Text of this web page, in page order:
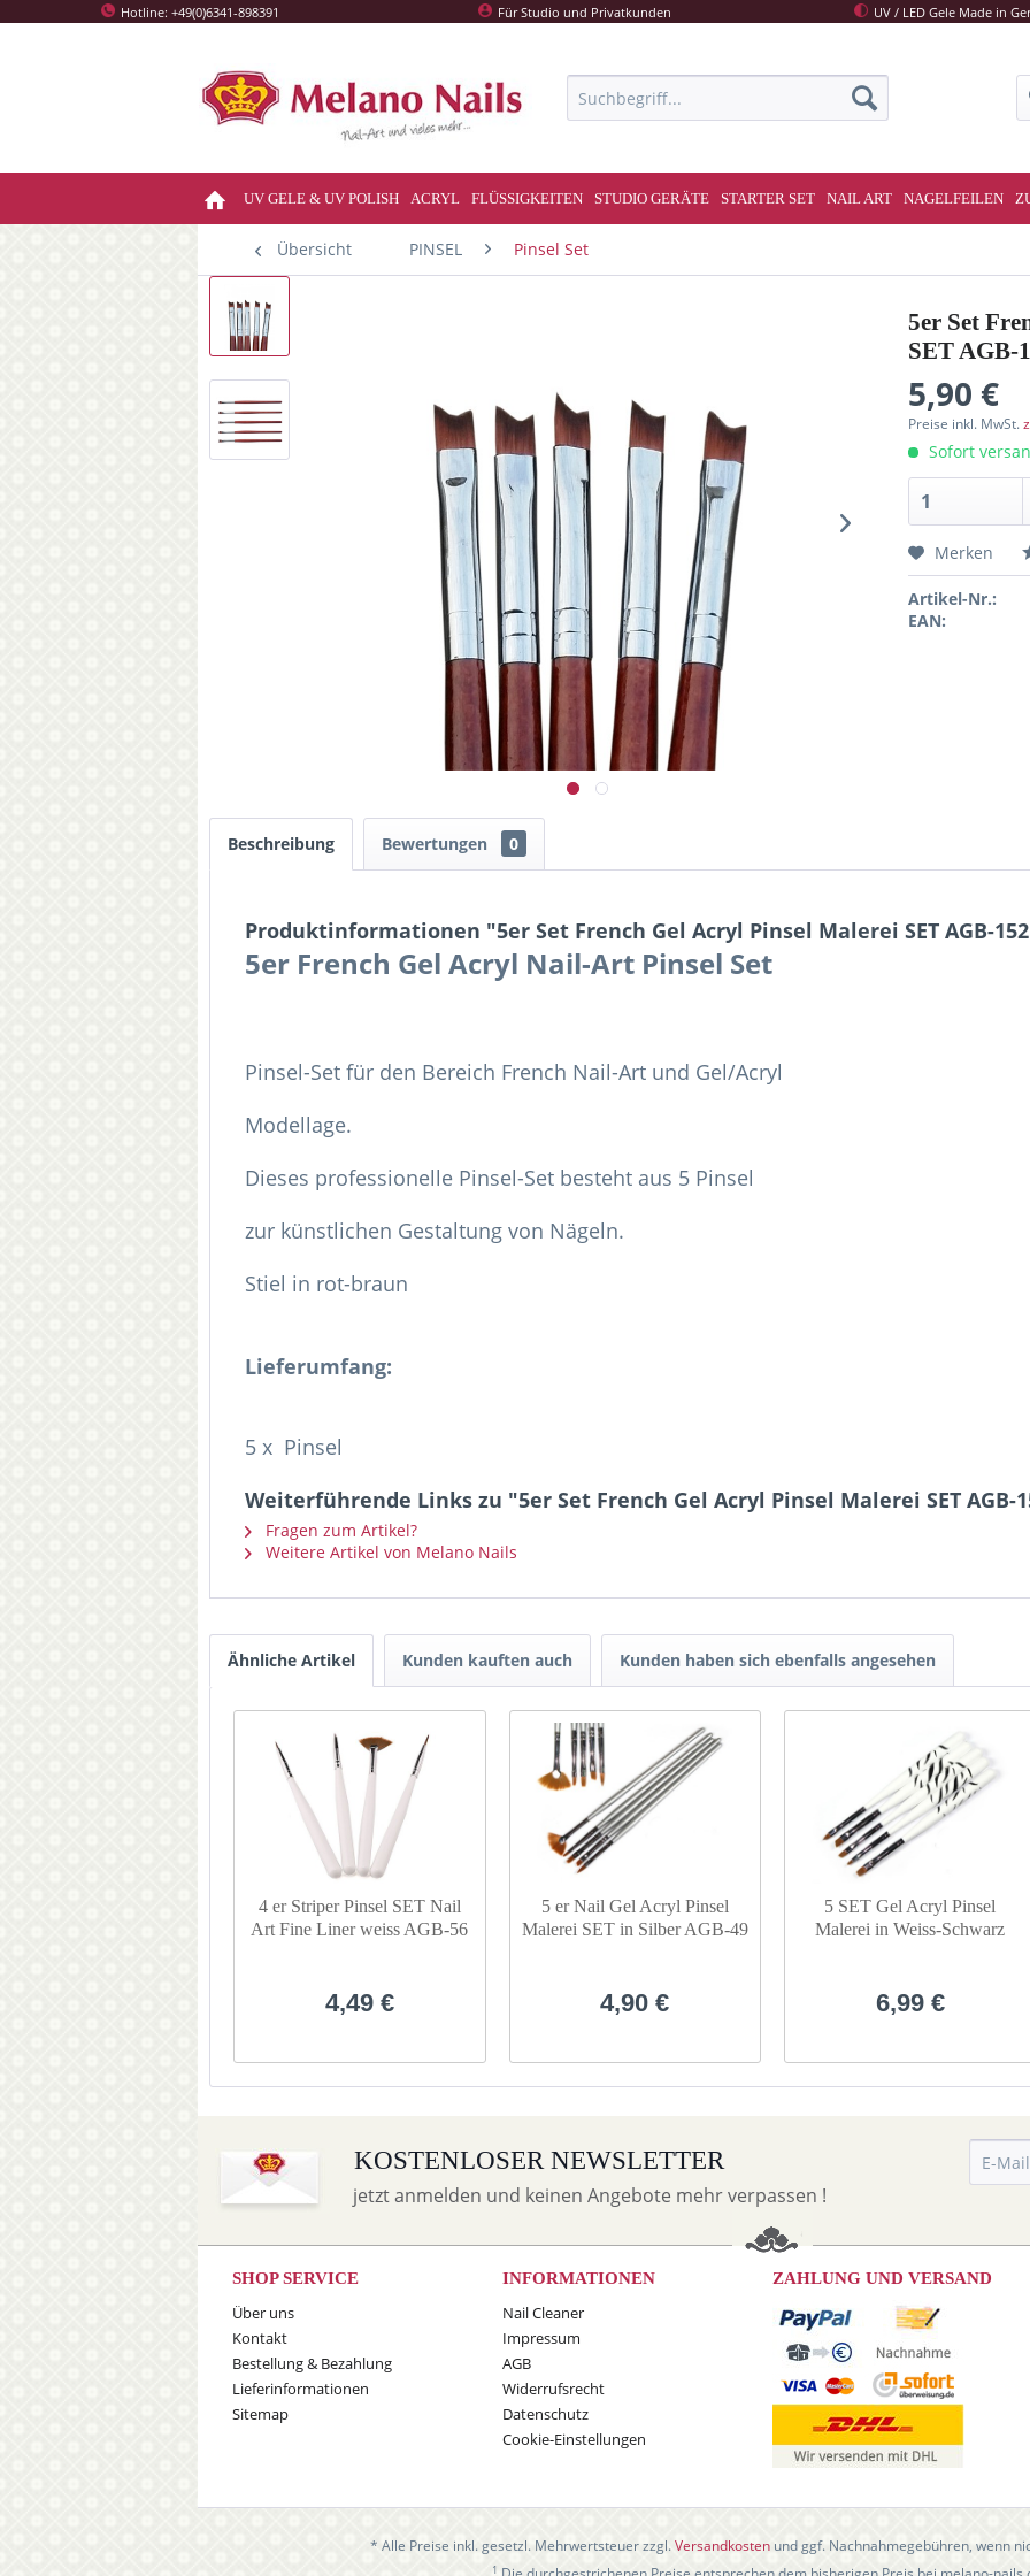
Hotline: +49(0)6341-898391 Für Studio und Privatkunden UV / LED Gele Made in
UV GELE & UV POLISH ACRYL FLÜSSIGKEITEN STUDIO GERÄTE STARTER SET NAIL ART NAGELFEILEN
Übersicht PINSEL Pinsel Set
5er Set
SET AGB-
5,90 €
Preise inkl. MwSt.
Sofort
Merken
Artikel-Nr.:
EAN:
Beschreibung Bewertungen 0
Produktinformationen "5er Set French Gel Acryl Pinsel Malerei SET AGB-
5er French Gel Acryl Nail-Art Pinsel Set
Pinsel-Set für den Bereich French Nail-Art und Gel/Acryl
Modellage.
Dieses professionelle Pinsel-Set besteht aus 5 Pinsel
zur künstlichen Gestaltung von Nägeln.
Stiel in rot-braun
Lieferumfang:
5 x Pinsel
Weiterführende Links zu "5er Set French Gel Acryl Pinsel Malerei SET AGB-
Fragen zum Artikel?
Weitere Artikel von Melano Nails
Ähnliche Artikel Kunden kauften auch Kunden haben sich ebenfalls angesehen
4 er Striper Pinsel SET Nail
Art Fine Liner weiss AGB-56
4,49 €
5 er Nail Gel Acryl Pinsel
Malerei SET in Silber AGB-49
4,90 €
5 SET Gel Acryl Pinsel
Malerei in Weiss-Schwarz
6,99 €
KOSTENLOSER NEWSLETTER
jetzt anmelden und keinen Angebote mehr verpassen !
SHOP SERVICE
Über uns
Kontakt
Bestellung & Bezahlung
Lieferinformationen
Sitemap
INFORMATIONEN
Nail Cleaner
Impressum
AGB
Widerrufsrecht
Datenschutz
Cookie-Einstellungen
ZAHLUNG UND VERSAND
* Alle Preise inkl. gesetzl. Mehrwertsteuer zzgl.Versandkostenund ggf. Nachnahmegebühren, wenn
1